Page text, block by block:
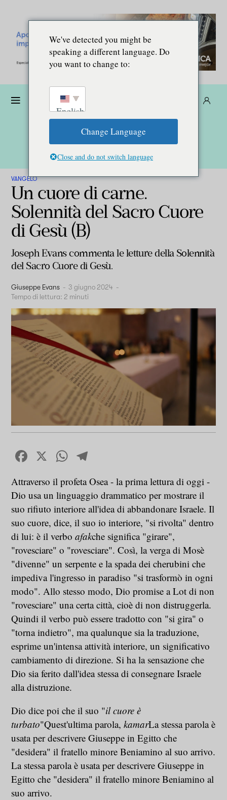
VANGELO
Un cuore di carne.
Solennità del Sacro Cuore
di Gesù (B)
Joseph Evans commenta le letture della Solennità
del Sacro Cuore di Gesù.
Giuseppe Evans - 3 giugno 2024 -
Tempo di lettura: 2 minuti
Facebook
X WhatsApp
Attraverso il profeta Osea - la prima lettura di oggi -
Dio usa un linguaggio drammatico per mostrare il
suo rifiuto interiore all'idea di abbandonare Israele. Il
suo cuore, dice, il suo io interiore, "si rivolta" dentro
di lui: è il verboafakche significa "girare",
"rovesciare" o "rovesciare". Così, la verga di Mosè
"divenne" un serpente e la spada dei cherubini che
impediva l'ingresso in paradiso "si trasformò in ogni
modo". Allo stesso modo, Dio promise a Lot di non
"rovesciare" una certa città, cioè di non distruggerla.
Quindi il verbo può essere tradotto con "si gira" o
"torna indietro", ma qualunque sia la traduzione,
esprime un'intensa attività interiore, un significativo
cambiamento di direzione. Si ha la sensazione che
Dio sia ferito dall'idea stessa di consegnare Israele
alla distruzione.
Dio dice poi che il suo "il cuore è
turbato"Quest'ultima parola,kamarLa stessa parola è
usata per descrivere Giuseppe in Egitto che
"desidera" il fratello minore Beniamino al suo arrivo.
La stessa parola è usata per descrivere Giuseppe in
Egitto che "desidera" il fratello minore Beniamino al
suo arrivo.
We've detected you might be
speaking a different language. Do
you want to change to:
English
Change Language
Close and do not switch language